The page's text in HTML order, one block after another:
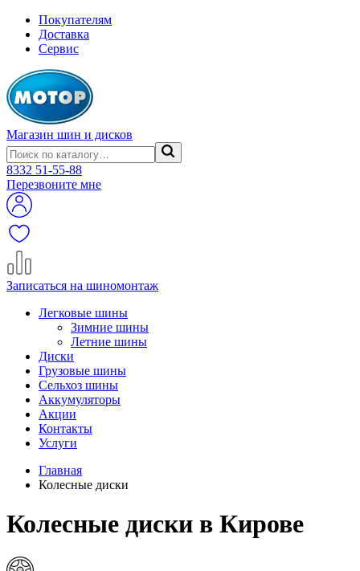
Покупателям
Доставка
Сервис
Магазин шин и дисков
8332 51-55-88
Перезвоните мне
Записаться на шиномонтаж
Легковые шины
Зимние шины
Летние шины
Диски
Грузовые шины
Сельхоз шины
Аккумуляторы
Акции
Контакты
Услуги
Главная
Колесные диски
Колесные диски в Кирове